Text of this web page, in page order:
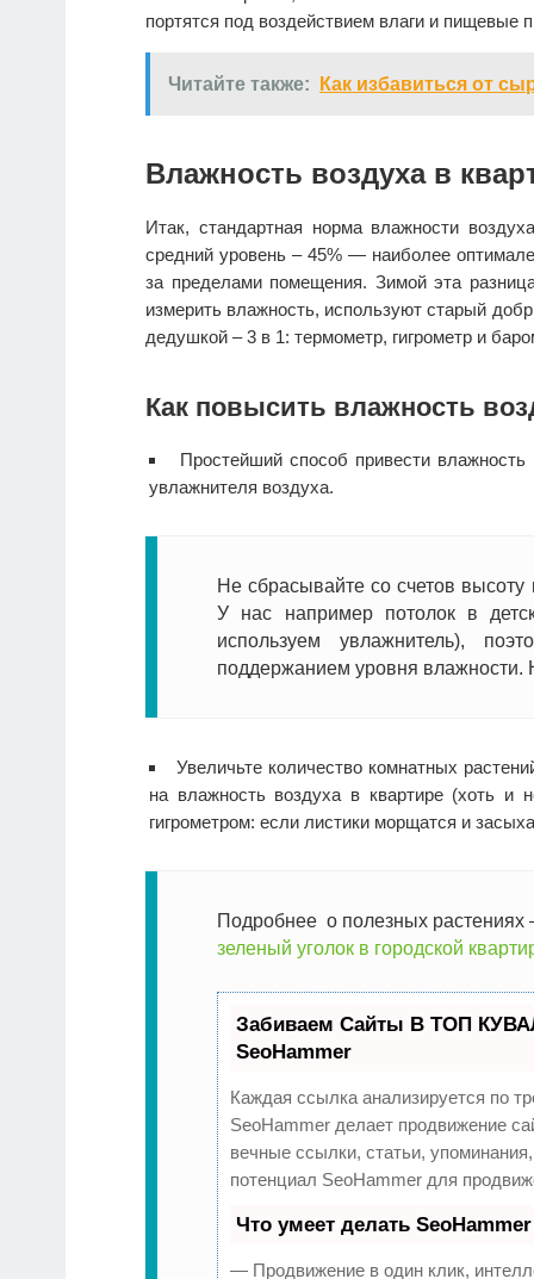
портятся под воздействием влаги и пищевые
Читайте также: Как избавиться от
Влажность воздуха в
Итак, стандартная норма влажности
средний уровень – 45% — наиболее
за пределами помещения. Зимой эта
измерить влажность, используют старый
дедушкой – 3 в 1: термометр, гигрометр и
Как повысить влажность
Простейший способ привести
увлажнителя воздуха.
Не сбрасывайте со счетов высоту
У нас например потолок в
используем увлажнитель),
поддержанием уровня
Увеличьте количество комнатных
на влажность воздуха в квартире (хоть и
гигрометром: если листики морщатся и
Подробнее о полезных растениях
зеленый уголок в городской
Забиваем Сайты В ТОП
SeoHammer
Каждая ссылка анализируется по
SeoHammer делает продвижение
вечные ссылки, статьи,
потенциал SeoHammer для
Что умеет делать SeoHammer
— Продвижение в один клик,